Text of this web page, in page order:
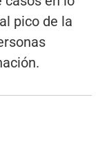
pico de la